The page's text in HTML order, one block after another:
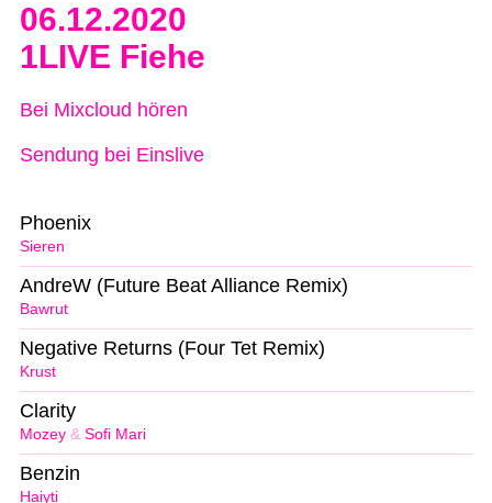
06.12.2020
1LIVE Fiehe
Bei Mixcloud hören
Sendung bei Einslive
Sieren
Phoenix
Bawrut
AndreW (Future Beat Alliance Remix)
Krust
Negative Returns (Four Tet Remix)
Mozey & Sofi Mari
Clarity
Haiyti
Benzin